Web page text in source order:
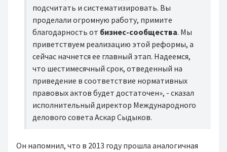
подсчитать и систематизировать. Вы
проделали огромную работу, примите
благодарность от бизнес-сообщества. Мы
приветствуем реализацию этой реформы, а
сейчас начнется ее главный этап. Надеемся,
что шестимесячный срок, отведенный на
приведение в соответствие нормативных
правовых актов будет достаточен», - сказал
исполнительный директор Международного
делового совета Аскар Сыдыков.
Он напомнил, что в 2013 году прошла аналогичная